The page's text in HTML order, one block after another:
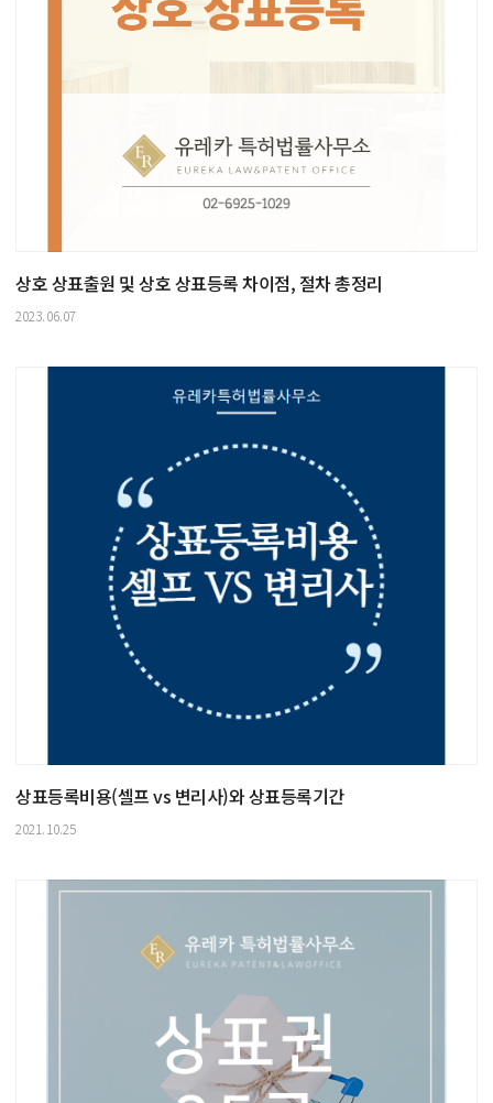
상호 상표출원 및 상호 상표등록 차이점, 절차 총정리
2023.06.07
상표등록비용(셀프 vs 변리사)와 상표등록기간
2021.10.25